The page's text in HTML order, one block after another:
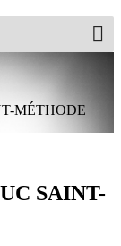
MÉTHODE
SAINT-